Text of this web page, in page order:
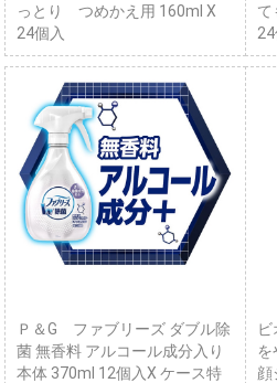
っとり つめかえ用 160ml X
24個入
24
Ｐ＆G ファブリーズ ダブル除
菌 無香料 アルコール成分入り
本体 370ml 12個入X ケース特
顔